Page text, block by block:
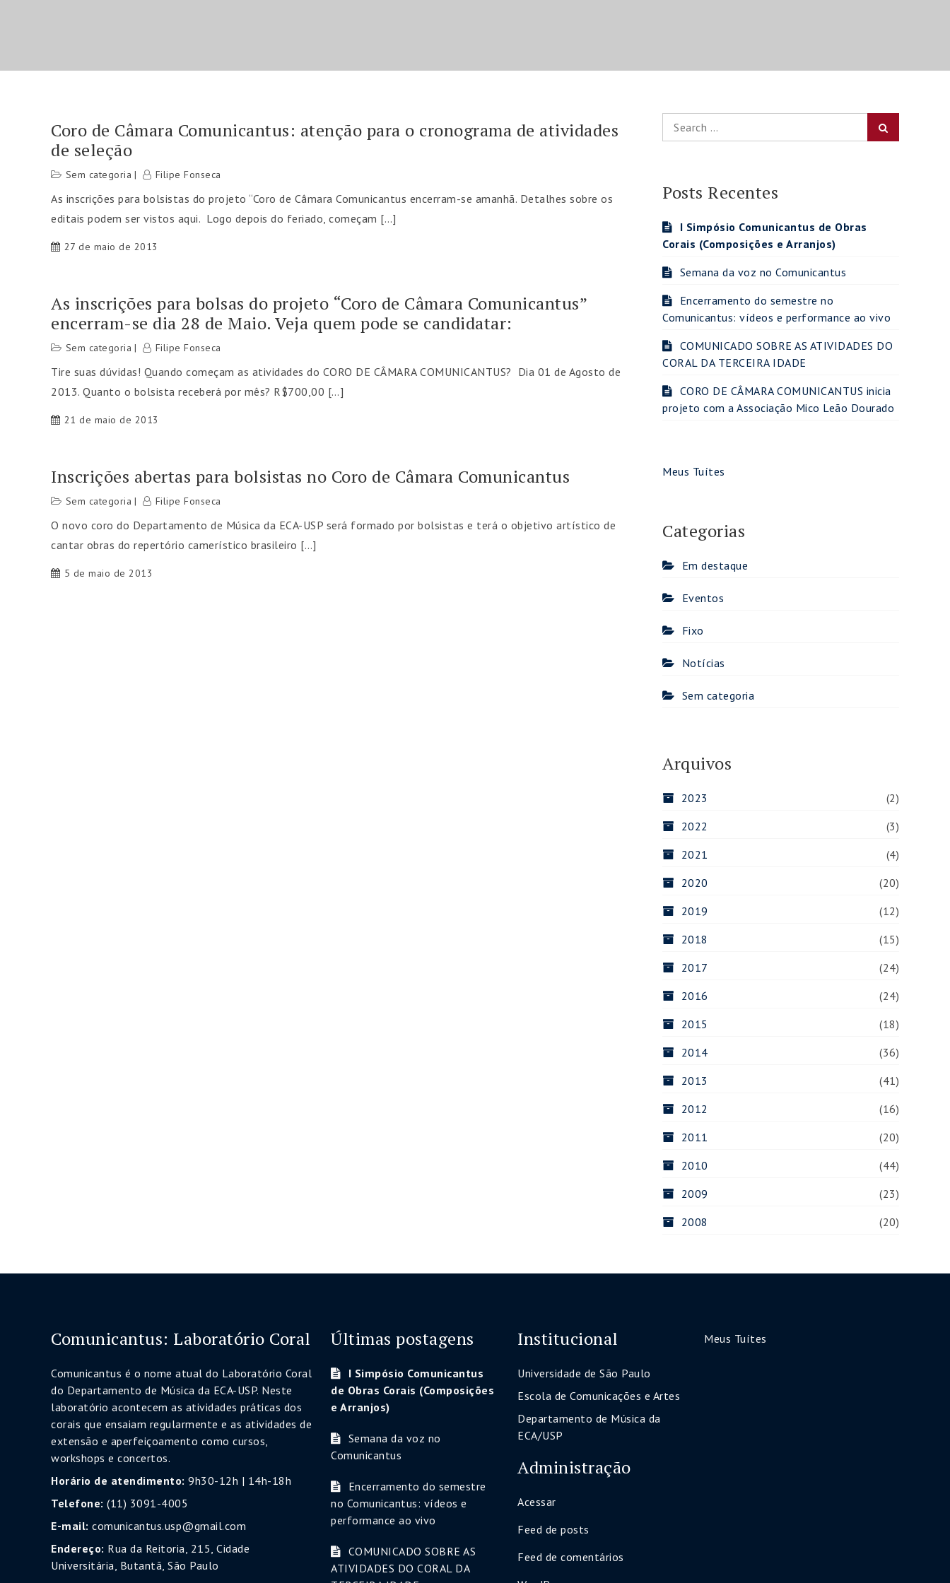
Coro de Câmara Comunicantus: atenção para o cronograma de atividades
de seleção
Sem categoria Filipe Fonseca
As inscrições para bolsistas do projeto “Coro de Câmara Comunicantus encerram-se amanhã. Detalhes sobre os
editais podem ser vistos aqui. Logo depois do feriado, começam […]
27 de maio de 2013
As inscrições para bolsas do projeto “Coro de Câmara Comunicantus”
encerram-se dia 28 de Maio. Veja quem pode se candidatar:
Sem categoria Filipe Fonseca
Tire suas dúvidas! Quando começam as atividades do CORO DE CÂMARA COMUNICANTUS? Dia 01 de Agosto de
2013. Quanto o bolsista receberá por mês? R$700,00 […]
21 de maio de 2013
Inscrições abertas para bolsistas no Coro de Câmara Comunicantus
Sem categoria Filipe Fonseca
O novo coro do Departamento de Música da ECA-USP será formado por bolsistas e terá o objetivo artístico de
cantar obras do repertório camerístico brasileiro […]
5 de maio de 2013
Search
for:
Posts Recentes
I Simpósio Comunicantus de Obras
Corais (Composições e Arranjos)
Semana da voz no Comunicantus
Encerramento do semestre no
Comunicantus: vídeos e performance ao vivo
COMUNICADO SOBRE AS ATIVIDADES DO
CORAL DA TERCEIRA IDADE
CORO DE CÂMARA COMUNICANTUS inicia
projeto com a Associação Mico Leão Dourado
Meus Tuítes
Categorias
Em destaque
Eventos
Fixo
Notícias
Sem categoria
Arquivos
2023
(2)
2022
(3)
2021
(4)
2020
(20)
2019
(12)
2018
(15)
2017
(24)
2016
(24)
2015
(18)
2014
(36)
2013
(41)
2012
(16)
2011
(20)
2010
(44)
2009
(23)
2008
(20)
Comunicantus: Laboratório Coral
Comunicantus é o nome atual do Laboratório Coral
do Departamento de Música da ECA-USP. Neste
laboratório acontecem as atividades práticas dos
corais que ensaiam regularmente e as atividades de
extensão e aperfeiçoamento como cursos,
workshops e concertos.
Horário de atendimento: 9h30-12h | 14h-18h
Telefone: (11) 3091-4005
E-mail: comunicantus.usp@gmail.com
Endereço: Rua da Reitoria, 215, Cidade
Universitária, Butantã, São Paulo
Últimas postagens
I Simpósio Comunicantus
de Obras Corais (Composições
e Arranjos)
Semana da voz no
Comunicantus
Encerramento do semestre
no Comunicantus: vídeos e
performance ao vivo
COMUNICADO SOBRE AS
ATIVIDADES DO CORAL DA
Institucional
Universidade de São Paulo
Escola de Comunicações e Artes
Departamento de Música da
ECA/USP
Administração
Acessar
Feed de posts
Feed de comentários
Meus Tuítes